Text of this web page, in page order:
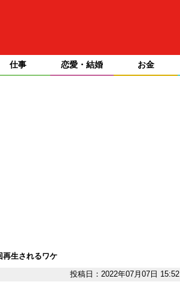
仕事 恋愛・結婚 お金
再生されるワケ
投稿日：2022年07月07日 15:52